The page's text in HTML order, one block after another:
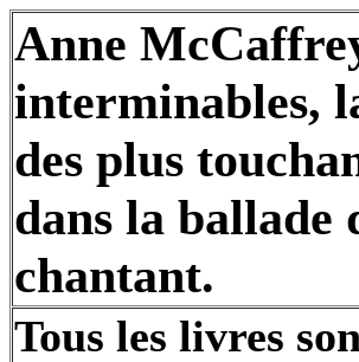
Anne
interminables,
des plus
dans la ballade
chantant.
Tous les livres